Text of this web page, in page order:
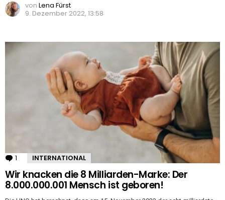
von Lena Fürst
9. Dezember 2022, 13:58
1 Kommentar
INTERNATIONAL
Wir knacken die 8 Milliarden-Marke: Der
8.000.000.001 Mensch ist geboren!